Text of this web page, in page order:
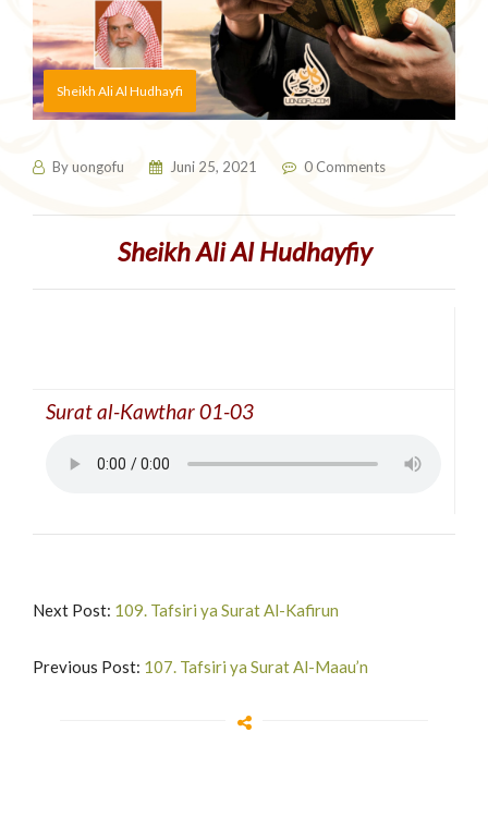
Sheikh Ali Al Hudhayfi
Byuongofu Juni 25, 2021 0 Comments
Sheikh Ali Al Hudhayfiy
Surat al-Kawthar 01-03
Next Post: 109. Tafsiri ya Surat Al-Kafirun
Previous Post: 107. Tafsiri ya Surat Al-Maau’n